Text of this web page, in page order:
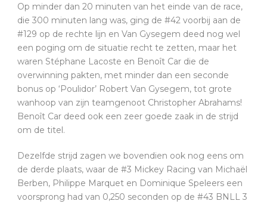
Op minder dan 20 minuten van het einde van de race,
die 300 minuten lang was, ging de #42 voorbij aan de
#129 op de rechte lijn en Van Gysegem deed nog wel
een poging om de situatie recht te zetten, maar het
waren Stéphane Lacoste en Benoît Car die de
overwinning pakten, met minder dan een seconde
bonus op ‘Poulidor’ Robert Van Gysegem, tot grote
wanhoop van zijn teamgenoot Christopher Abrahams!
Benoît Car deed ook een zeer goede zaak in de strijd
om de titel.
Dezelfde strijd zagen we bovendien ook nog eens om
de derde plaats, waar de #3 Mickey Racing van Michaël
Berben, Philippe Marquet en Dominique Speleers een
voorsprong had van 0,250 seconden op de #43 BNLL 3